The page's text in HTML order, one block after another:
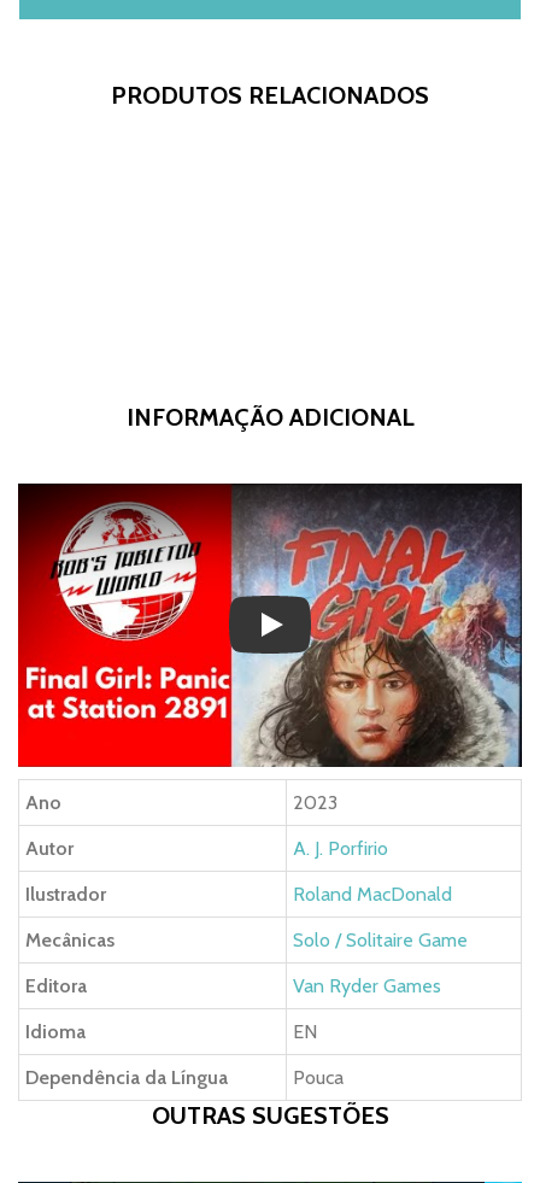
PRODUTOS RELACIONADOS
INFORMAÇÃO ADICIONAL
Play
Ano
2023
Autor
A. J. Porfirio
Ilustrador
Roland MacDonald
Mecânicas
Solo / Solitaire Game
Editora
Van Ryder Games
Idioma
EN
Dependência da Língua
Pouca
OUTRAS SUGESTÕES